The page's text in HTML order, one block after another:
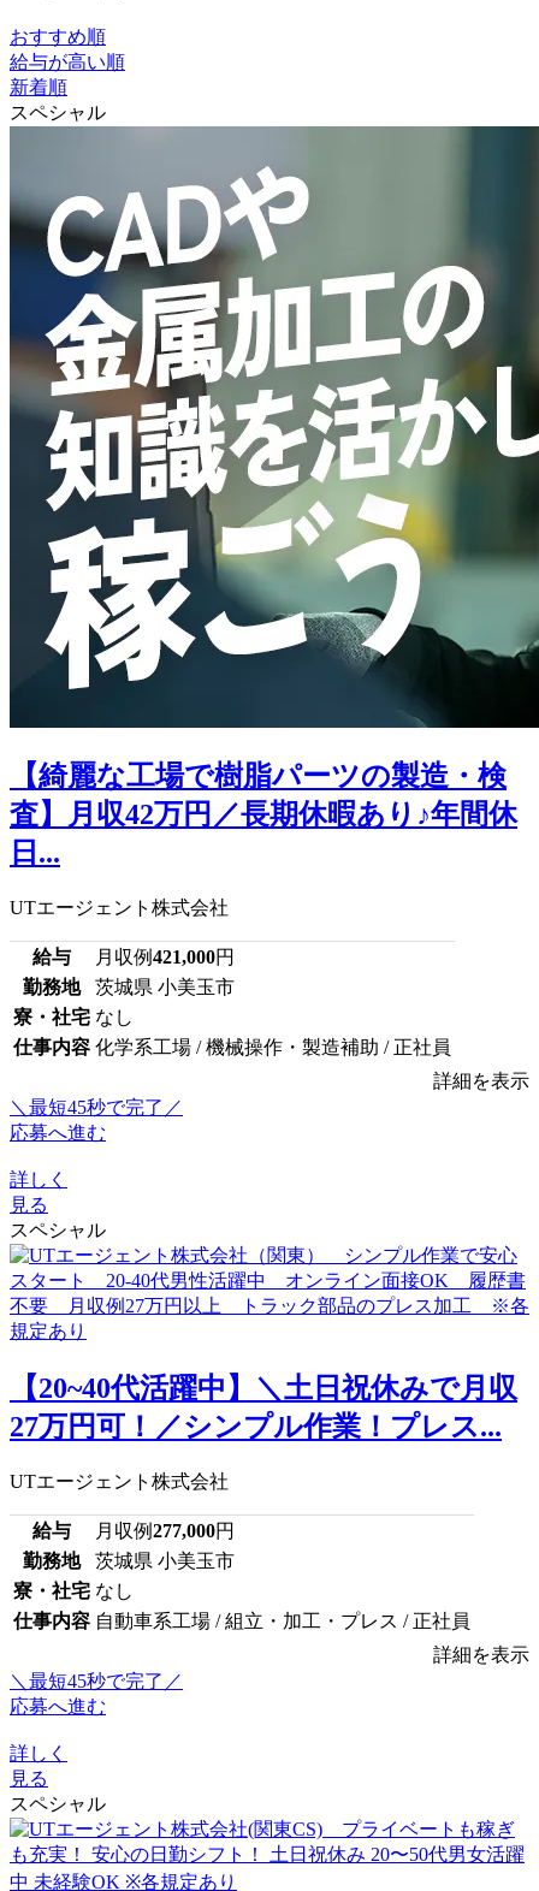
おすすめ順
給与が高い順
新着順
スペシャル
【綺麗な工場で樹脂パーツの製造・検
査】月収42万円／長期休暇あり♪年間休
日...
UTエージェント株式会社
給与 月収例421,000円
勤務地
茨城県 小美玉市
寮・社宅 なし
仕事内容 化学系工場 / 機械操作・製造補助 / 正社員
詳細を表示
＼最短45秒で完了／
応募へ進む
詳しく
見る
スペシャル
【20~40代活躍中】＼土日祝休みで月収
27万円可！／シンプル作業！プレス...
UTエージェント株式会社
給与 月収例277,000円
勤務地
茨城県 小美玉市
寮・社宅 なし
仕事内容 自動車系工場 / 組立・加工・プレス / 正社員
詳細を表示
＼最短45秒で完了／
応募へ進む
詳しく
見る
スペシャル